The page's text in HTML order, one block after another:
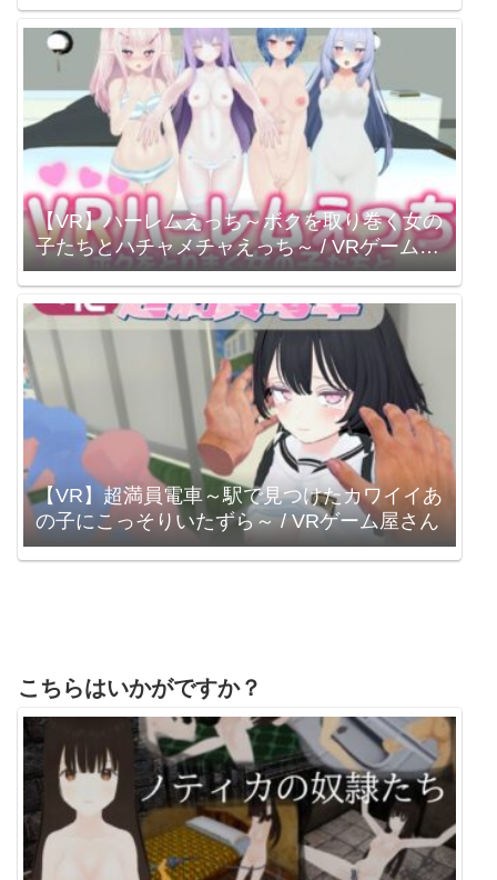
【VR】ハーレムえっち～ボクを取り巻く女の
子たちとハチャメチャえっち～ / VRゲーム屋
さん
【VR】超満員電車～駅で見つけたカワイイあ
の子にこっそりいたずら～ / VRゲーム屋さん
こちらはいかがですか？